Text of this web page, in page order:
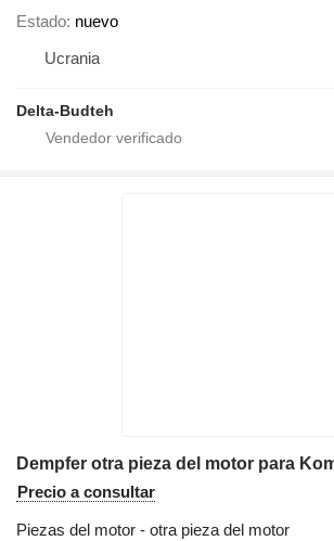
Estado nuevo
Ucrania
Delta-Budteh
Precio a consultar
Piezas del motor - otra pieza del motor